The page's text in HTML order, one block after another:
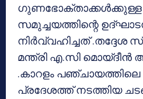
ഗുണഭോക്താക്കൾക്കുള്ള
സമുച്ചയത്തിന്റെ
നിർവ്വഹിച്ചത് .തദ്ദേശ
മന്ത്രി എ.സി മൊയ്‌ദീൻ
.കാറളം പഞ്ചായത്തിലെ
പ്രദേശത്ത് നടത്തിയ